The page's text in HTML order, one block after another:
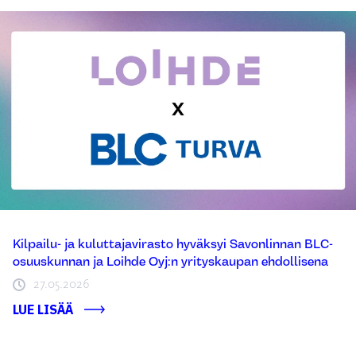
Kilpailu- ja kuluttajavirasto hyväksyi Savonlinnan BLC-
osuuskunnan ja Loihde Oyj:n yrityskaupan ehdollisena
27.05.2026
LUE LISÄÄ